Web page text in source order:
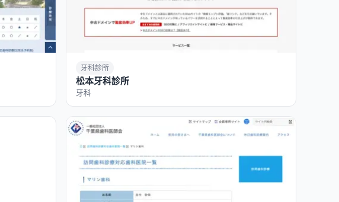
牙科診所
松本牙科診所
牙科